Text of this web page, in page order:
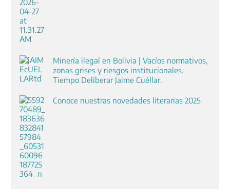
Minería ilegal en Bolivia | Vacíos normativos,
zonas grises y riesgos institucionales.
Tiempo Deliberar Jaime Cuéllar.
Conoce nuestras novedades literarias 2025